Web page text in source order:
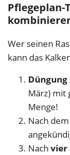
Pflegeplan-
Wer seinen
kann das
März) mit
Menge!
Nach
Nach vier